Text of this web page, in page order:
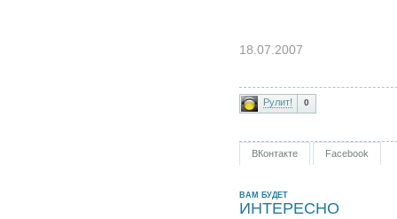
18.07.2007
Рулит! 0
ВКонтакте Facebook
ВАМ БУДЕТ
ИНТЕРЕСНО